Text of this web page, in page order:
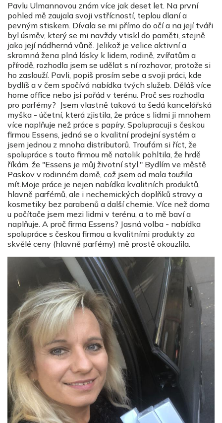
Pavlu Ulmannovou znám více jak deset let. Na první
pohled mě zaujala svoji vstřícností, teplou dlaní a
pevným stiskem. Dívala se mi přímo do očí a na její tváři
byl úsměv, který se mi navždy vtiskl do paměti, stejně
jako její nádherná vůně. Jelikož je velice aktivní a
skromná žena plná lásky k lidem, rodině, zvířatům a
přírodě, rozhodla jsem se udělat s ní rozhovor, protože si
ho zaslouží. Pavli, popiš prosím sebe a svoji práci, kde
bydlíš a v čem spočívá nabídka tvých služeb. Děláš více
home office nebo jsi pořád v terénu. Proč ses rozhodla
pro parfémy? Jsem vlastně taková ta šedá kancelářská
myška - účetní, která zjistila, že práce s lidmi ji mnohem
více naplňuje než práce s papíry. Spolupracuji s českou
firmou Essens, jedná se o kvalitní prodejní systém a
jsem jednou z mnoha distributorů. Troufám si říct, že
spolupráce s touto firmou mě natolik pohltila, že hrdě
říkám, že "Essens je můj životní styl." Bydlím ve městě
Paskov v rodinném domě, což jsem od mala toužila
mít.Moje práce je nejen nabídka kvalitních produktů,
hlavně parfémů, ale i nechemických doplňků stravy a
kosmetiky bez parabenů a další chemie. Více než doma
u počítače jsem mezi lidmi v terénu, a to mě baví a
naplňuje. A proč firma Essens? Jasná volba - nabídka
spolupráce s českou firmou a kvalitními produkty za
skvělé ceny (hlavně parfémy) mě prostě okouzlila.